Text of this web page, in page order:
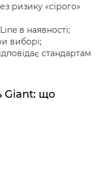
ризику «сірого»
в наявності;
виборі;
стандартам
Giant: що